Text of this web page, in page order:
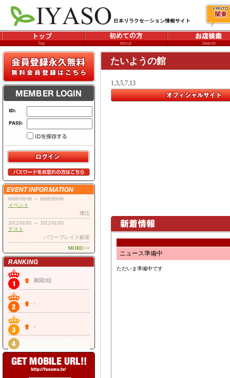
たいようの館
1,3,5,7,13
ニュース準備中
ただいま準備中です
0000/00/00 ～ 0000/00/00
イベント
燦伍
2012/01/01 ～ 2012/01/03
テスト
パワープレイス銀座
MORE>>
前回2位
-
-